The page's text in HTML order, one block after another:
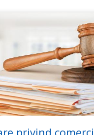
privind